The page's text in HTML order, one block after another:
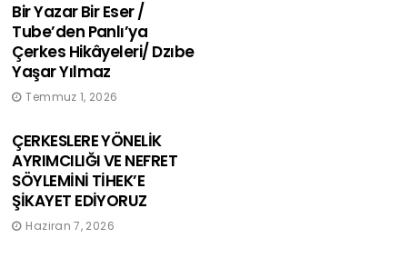
Bir Yazar Bir Eser /
Tube’den Panlı’ya
Çerkes Hikâyeleri/ Dzıbe
Yaşar Yılmaz
Temmuz 1, 2026
ÇERKESLERE YÖNELİK
AYRIMCILIĞI VE NEFRET
SÖYLEMİNİ TİHEK’E
ŞİKAYET EDİYORUZ
Haziran 7, 2026